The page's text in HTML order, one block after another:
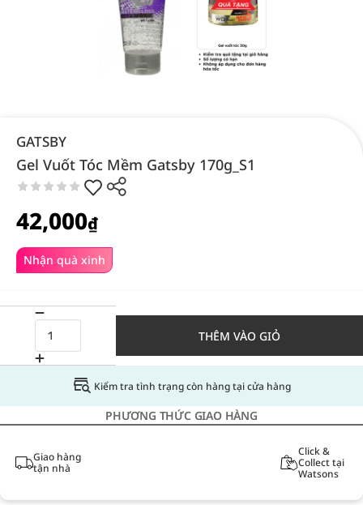
GATSBY
Gel Vuốt Tóc Mềm Gatsby 170g_S1
Nhận quà xinh
42,000₫
THÊM VÀO GIỎ
Kiểm tra tình trạng còn hàng tại cửa hàng
PHƯƠNG THỨC GIAO HÀNG
Giao hàng
tận nhà
Click &
Collect tại
Watsons